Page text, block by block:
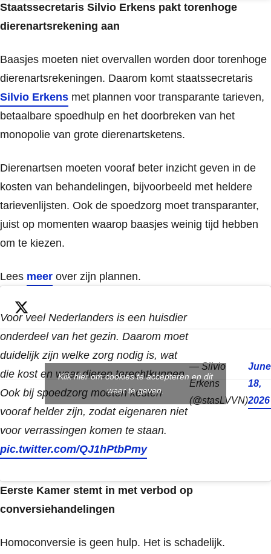
Staatssecretaris Silvio Erkens pakt torenhoge
dierenartsrekening aan
Baasjes moeten niet overvallen worden door torenhoge
dierenartsrekeningen. Daarom komt staatssecretaris
Silvio Erkens met plannen voor transparante tarieven,
betaalbare spoedhulp en het doorbreken van het
monopolie van grote dierenartsketens.
Dierenartsen moeten vooraf beter inzicht geven in de
kosten van behandelingen, bijvoorbeeld met heldere
tarievenlijsten. Ook de spoedzorg moet transparanter,
juist op momenten waarop baasjes weinig tijd hebben
om te kiezen.
Lees meer over zijn plannen.
Voor veel Nederlanders is een huisdier
onderdeel van het gezin. Daarom moet
duidelijk zijn welke zorg nodig is, wat
die kost en waar dieren terechtkunnen.
Ook bij spoedzorg moeten kosten
vooraf helder zijn, zodat eigenaren niet
voor verrassingen komen te staan.
pic.twitter.com/QJ1hPtbPmy
— Silvio
Erkens
(@stasLVVN)
June
18,
2026
Klik hier om cookies te accepteren en dit
weer te geven.
Eerste Kamer stemt in met verbod op
conversiehandelingen
Homoconversie is geen hulp. Het is schadelijk.